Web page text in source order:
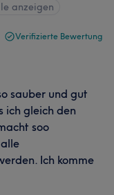
anzeigen
Verifizierte Bewertung
sauber und gut
ich gleich den
soo
Ich komme